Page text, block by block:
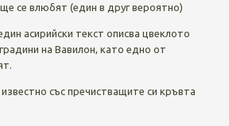
се влюбят (един в друг вероятно)
асирийски текст описва цвеклото
на Вавилон, като едно от
със пречистващите си кръвта